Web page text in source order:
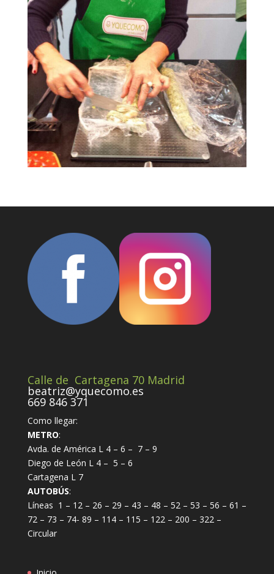
Calle de Cartagena 70 Madrid
beatriz@yquecomo.es
669 846 371
Como llegar:
METRO:
Avda. de América L 4 – 6 – 7 – 9
Diego de León L 4 – 5 – 6
Cartagena L 7
AUTOBÚS:
Líneas 1 – 12 – 26 – 29 – 43 – 48 – 52 – 53 – 56 – 61 –
72 – 73 – 74- 89 – 114 – 115 – 122 – 200 – 322 –
Circular